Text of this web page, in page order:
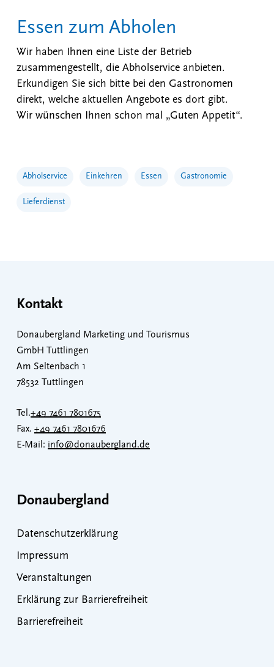
Essen zum Abholen
Wir haben Ihnen eine Liste der Betrieb
zusammengestellt, die Abholservice anbieten.
Erkundigen Sie sich bitte bei den Gastronomen
direkt, welche aktuellen Angebote es dort gibt.
Wir wünschen Ihnen schon mal „Guten Appetit“.
Abholservice Einkehren Essen Gastronomie
Lieferdienst
Kontakt
Donaubergland Marketing und Tourismus
GmbH Tuttlingen
Am Seltenbach 1
78532 Tuttlingen
Tel.+49 7461 7801675
Fax. +49 7461 7801676
E-Mail: info@donaubergland.de
Donaubergland
Datenschutzerklärung
Impressum
Veranstaltungen
Erklärung zur Barrierefreiheit
Barrierefreiheit